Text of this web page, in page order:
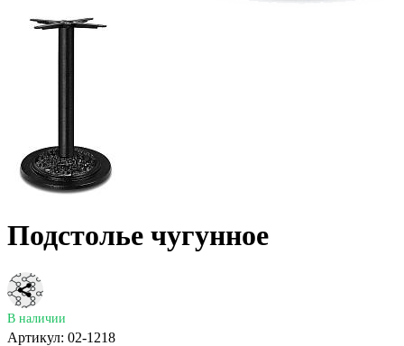
Подстолье чугунное
В наличии
Артикул: 02-1218